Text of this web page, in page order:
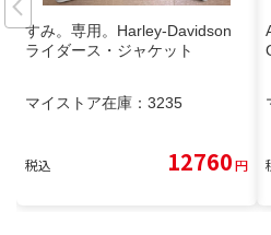
すみ。専用。Harley-Davidson
ライダース・ジャケット
マイストア在庫： 3235
税込 12760円